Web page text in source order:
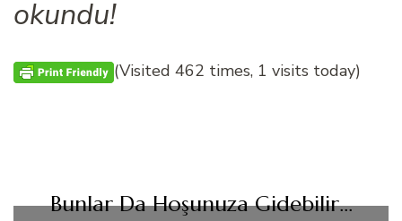
okundu!
(Visited 462 times, 1 visits today)
Bunlar Da Hoşunuza Gidebilir...